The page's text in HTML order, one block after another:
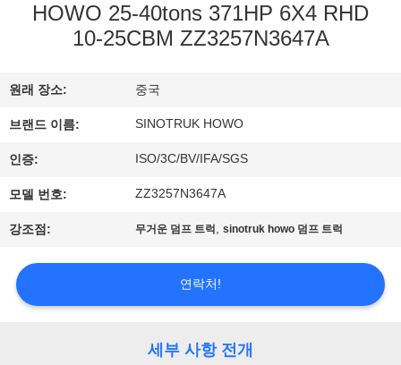
공
장
투
어
품
HOWO 25-40tons 371HP 6X4 RHD
10-25CBM ZZ3257N3647A
원래 장소: 중국
브랜드 이름: SINOTRUK HOWO
인증: ISO/3C/BV/IFA/SGS
모델 번호: ZZ3257N3647A
강조점: 무거운 덤프 트럭 ,sinotruk howo 덤프 트럭
연락처!
세부 사항 전개